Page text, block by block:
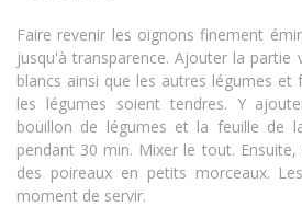
Faire revenir les oignons finement
jusqu'à transparence. Ajouter la partie
blancs ainsi que les autres légumes et
les légumes soient tendres. Y
bouillon de légumes et la feuille de
pendant 30 min. Mixer le tout.
des poireaux en petits morceaux.
moment de servir.